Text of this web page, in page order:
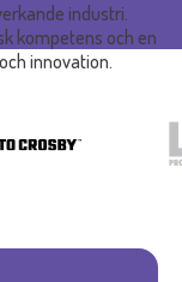
industri.
kompetens och en
innovation.